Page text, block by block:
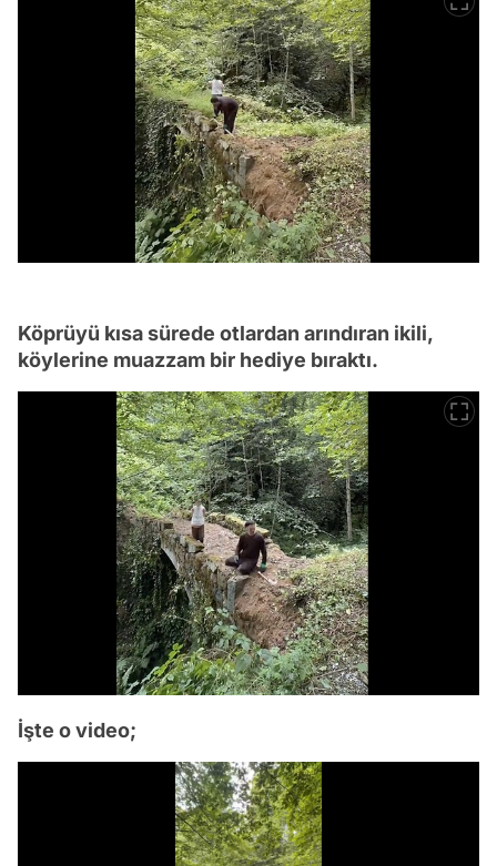
Köprüyü kısa sürede otlardan arındıran ikili,
köylerine muazzam bir hediye bıraktı.
İşte o video;